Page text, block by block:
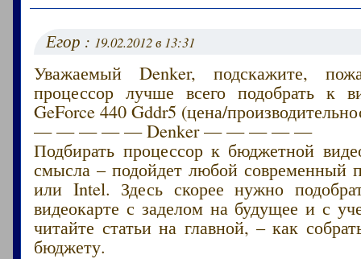
Егор : 19.02.2012 в 13:31
Уважаемый Denker, подскажите,
процессор лучше всего подобрать к
GeForce 440 Gddr5 (цена/
— — — — — Denker — — — — —
Подбирать процессор к бюджетной
смысла – подойдет любой современный
или Intel. Здесь скорее нужно
видеокарте с заделом на будущее и с
читайте статьи на главной, – как
бюджету.